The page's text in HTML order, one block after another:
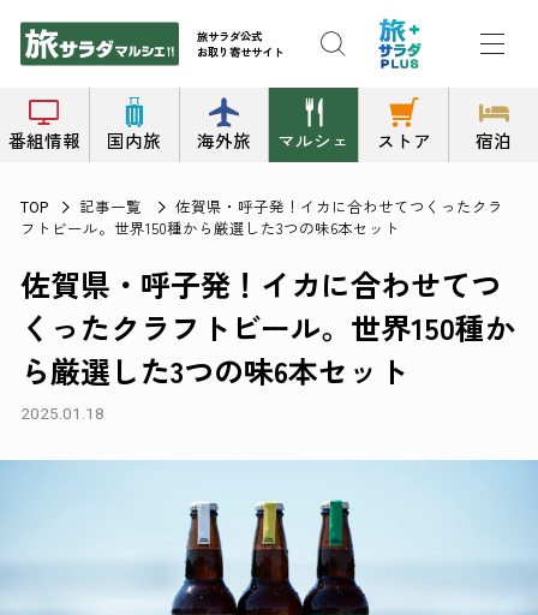
旅サラダ公式
お取り寄せサイト
番組情報 国内旅 海外旅 マルシェ ストア 宿泊
TOP 記事一覧
佐賀県・呼子発！イカに合わせてつくったクラ
フトビール。世界150種から厳選した3つの味6本セット
佐賀県・呼子発！イカに合わせてつ
くったクラフトビール。世界150種か
ら厳選した3つの味6本セット
2025.01.18